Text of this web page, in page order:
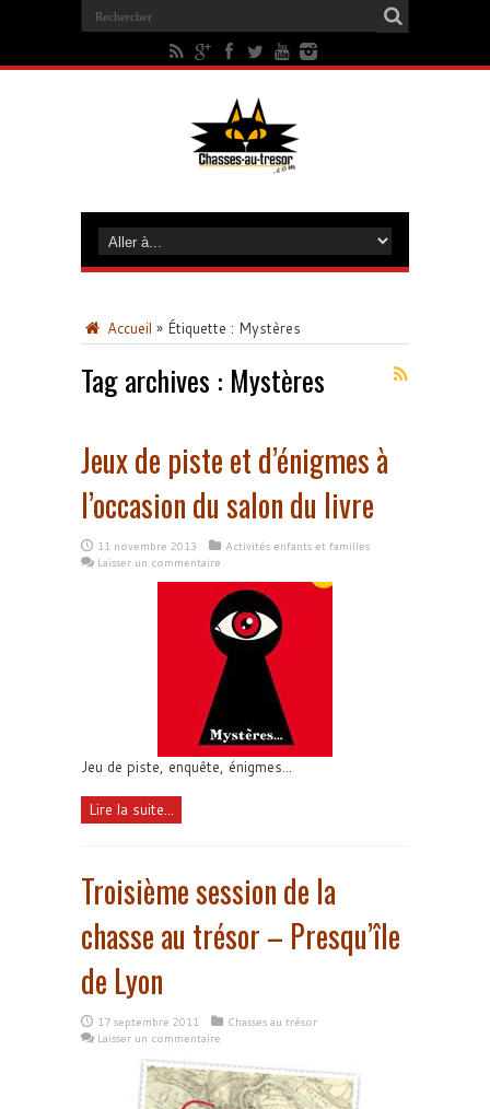
Accueil » Étiquette : Mystères
Tag archives : Mystères
Jeux de piste et d’énigmes à
l’occasion du salon du livre
11 novembre 2013
Activités enfants et familles
Laisser un commentaire
Jeu de piste, enquête, énigmes...
Lire la suite...
Troisième session de la
chasse au trésor – Presqu’île
de Lyon
17 septembre 2011
Chasses au trésor
Laisser un commentaire